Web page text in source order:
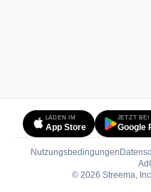
LADEN IM
App Store
JETZT BEI
Google
Nutzungsbedingungen
© 2026 Streema,